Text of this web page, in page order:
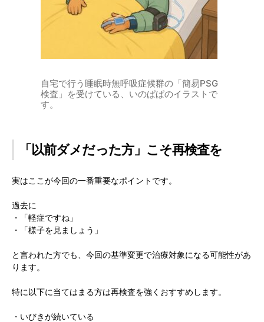
自宅で行う睡眠時無呼吸症候群の「簡易PSG
検査」を受けている、いのぱぱのイラストで
す。
「以前ダメだった方」こそ再検査を
実はここが今回の一番重要なポイントです。
過去に
・「軽症ですね」
・「様子を見ましょう」
と言われた方でも、今回の基準変更で治療対象になる可能性があ
ります。
特に以下に当てはまる方は再検査を強くおすすめします。
・いびきが続いている